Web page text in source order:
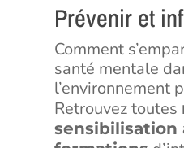
Prévenir et
Comment
santé mentale
l’environnement
Retrouvez toutes
sensibilisation